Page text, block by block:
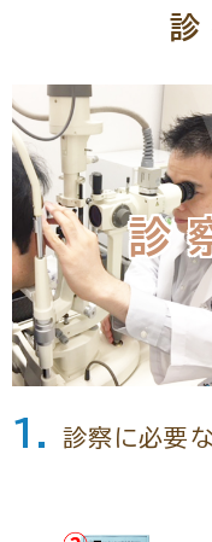
当院へお越しになる方
アクセス
当院へのアクセス
メールマガジン
診療報酬に関する院内
リクルート
診療
学校近視について
手術担当医のご紹介
コンタクトレンズ診療
コンタクトレンズの種類
初めてコンタクトレンズ
方へ
診
1. 診察に必要